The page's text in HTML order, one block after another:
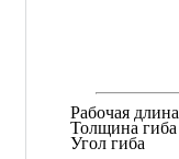
Рабочая длина
Толщина гиба
Угол гиба